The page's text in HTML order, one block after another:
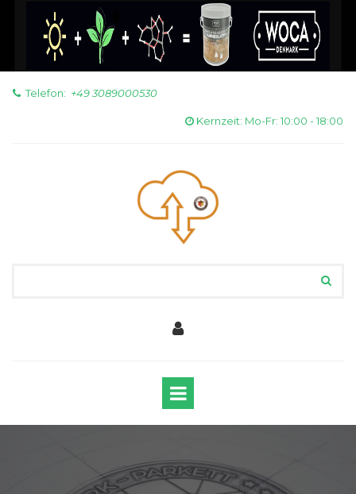
 Telefon: +49 3089000530
 Kernzeit: Mo-Fr: 10:00 - 18:00